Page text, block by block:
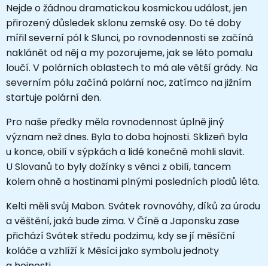
Nejde o žádnou dramatickou kosmickou událost, jen
přirozený důsledek sklonu zemské osy. Do té doby
mířil severní pól k Slunci, po rovnodennosti se začíná
naklánět od něj a my pozorujeme, jak se léto pomalu
loučí. V polárních oblastech to má ale větší grády. Na
severním pólu začíná polární noc, zatímco na jižním
startuje polární den.
Pro naše předky měla rovnodennost úplně jiný
význam než dnes. Byla to doba hojnosti. Sklizeň byla
u konce, obilí v sýpkách a lidé konečně mohli slavit.
U Slovanů to byly dožínky s věnci z obilí, tancem
kolem ohně a hostinami plnými posledních plodů léta.
Kelti měli svůj Mabon. Svátek rovnováhy, díků za úrodu
a věštění, jaká bude zima. V Číně a Japonsku zase
přichází Svátek středu podzimu, kdy se jí měsíční
koláče a vzhlíží k Měsíci jako symbolu jednoty